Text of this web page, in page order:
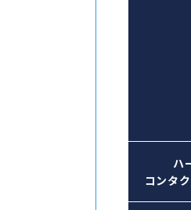
ハ
コンタ